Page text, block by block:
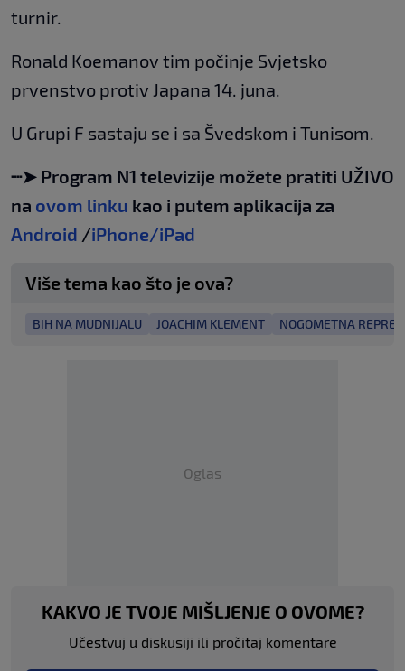
turnir.
Ronald Koemanov tim počinje Svjetsko
prvenstvo protiv Japana 14. juna.
U Grupi F sastaju se i sa Švedskom i Tunisom.
┈➤ Program N1 televizije možete pratiti UŽIVO
na ovom linku kao i putem aplikacija za
Android /iPhone/iPad
Više tema kao što je ova?
BIH NA MUDNIJALU JOACHIM KLEMENT NOGOMETNA
Oglas
KAKVO JE TVOJE MIŠLJENJE O OVOME?
Učestvuj u diskusiji ili pročitaj komentare